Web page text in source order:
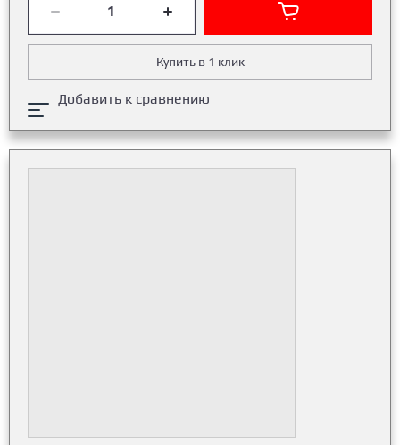
Купить в 1 клик
Добавить к сравнению